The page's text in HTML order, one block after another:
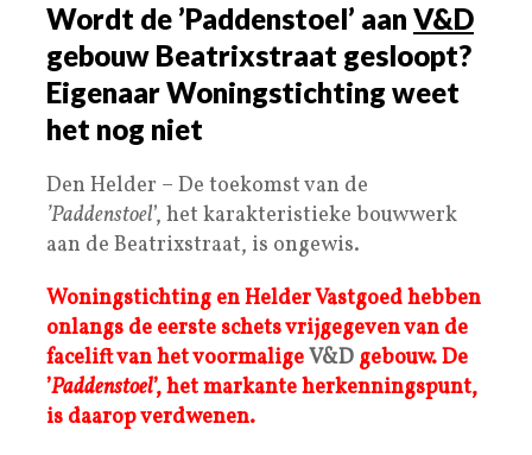
Wordt de ’Paddenstoel’ aan V&D
gebouw Beatrixstraat gesloopt?
Eigenaar Woningstichting weet
het nog niet
Den Helder – De toekomst van de
’Paddenstoel’, het karakteristieke bouwwerk
aan de Beatrixstraat, is ongewis.
Woningstichting en Helder Vastgoed hebben
onlangs de eerste schets vrijgegeven van de
facelift van het voormaligeV&D gebouw. De
’Paddenstoel’, het markante herkenningspunt,
is daarop verdwenen.